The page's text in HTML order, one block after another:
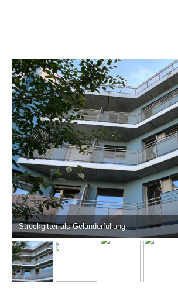
Streckgitter als Geländerfüllung